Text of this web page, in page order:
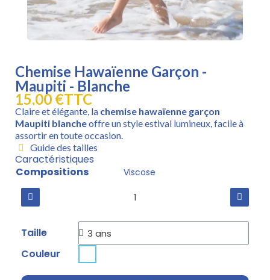
Chemise Hawaïenne Garçon -
Maupiti - Blanche
15,00 €TTC
Claire et élégante, la chemise hawaïenne garçon
Maupiti blancheoffre un style estival lumineux, facile à
assortir en toute occasion.
Guide des tailles
Caractéristiques
Compositions
Viscose
Taille
Couleur